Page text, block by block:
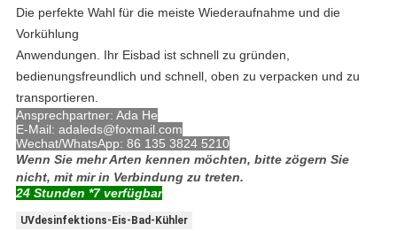
Die perfekte Wahl für die meiste Wiederaufnahme und die
Vorkühlung
Anwendungen. Ihr Eisbad ist schnell zu gründen,
bedienungsfreundlich und schnell, oben zu verpacken und zu
transportieren.
Ansprechpartner: Ada He
E-Mail: adaleds@foxmail.com
Wechat/WhatsApp: 86 135 3824 5210
Wenn Sie mehr Arten kennen möchten, bitte zögern Sie
nicht, mit mir in Verbindung zu treten.
24 Stunden *7 verfügbar
UVdesinfektions-Eis-Bad-Kühler